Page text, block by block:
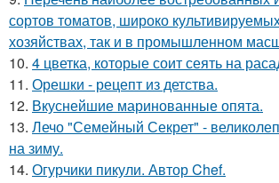
сортов томатов, широко
хозяйствах, так и в промышленном
10. 4 цветка, которые соит сеять на
11. Орешки - рецепт из детства.
12. Вкуснейшие маринованные опята.
13. Лечо "Семейный Секрет" -
на зиму.
14. Огурчики пикули. Автор Chef.